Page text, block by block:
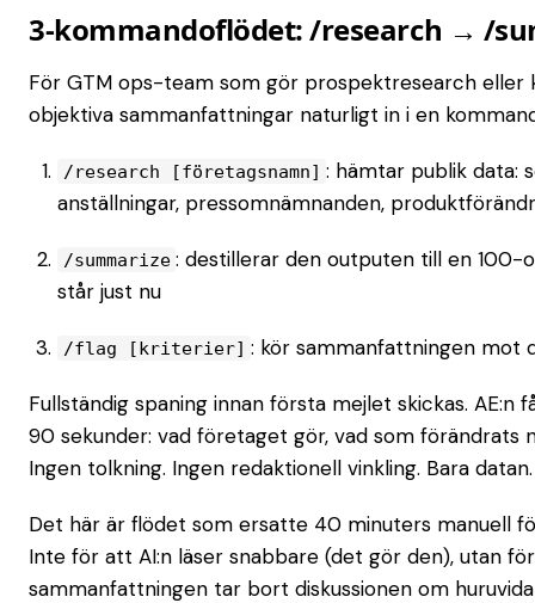
3-kommandoflödet: /research → /
För GTM ops-team som gör prospektresearch eller
objektiva sammanfattningar naturligt in i en
/research [företagsnamn] : hämtar publik data:
anställningar, pressomnämnanden,
/summarize : destillerar den outputen till en
står just nu
/flag [kriterier] : kör sammanfattningen mot
Fullständig spaning innan första mejlet skickas.
90 sekunder: vad företaget gör, vad som förändrats
Ingen tolkning. Ingen redaktionell vinkling. Bara datan.
Det här är flödet som ersatte 40 minuters manuell
Inte för att AI:n läser snabbare (det gör den), utan
sammanfattningen tar bort diskussionen om